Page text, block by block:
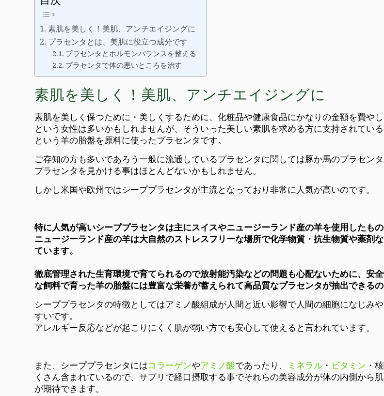
素肌を美しく！美肌、アンチエイジングに
プラセンタとは、美肌に役立つ成分です
プラセンタとホルモンバランスを整える
プラセンタで体の悪いところを治す
素肌を美しく！美肌、アンチエイジングに
素肌を美しく保つために・美しくするために、化粧品や健康食品にかなりの金額を費やし
という女性は多いかもしれませんが、そういった美しい素肌を求める方に支持されてい
という羊の胎盤を原料に使ったプラセンタです。
ご存知の方も多いであろう一般に流通しているプラセンタに関しては豚か馬のプラセン
プラセンタを見かける事はほとんどないかもしれません。
しかし米国や欧州ではシーププラセンタが主流となっており非常に人気が高いのです。
特に人気が高いシーププラセンタは主にスイスやニュージーランド産の羊を使用したもの
ニュージーランド産の羊は大自然のストレスフリーな場所で化学物質・抗生物質や薬剤
ています。
徹底管理された生育環境で育てられるので放射能汚染などの問題も心配ないために、安
な飼料で育った羊の胎盤には豊富な栄養が蓄えられて高品質なプラセンタが抽出できるの
シーププラセンタの特徴としてはアミノ酸組成が人間と近い影響で人間の細胞になじみ
すいです。
アレルギー反応などが起こりにくく肌が弱い方でも安心して使えると言われています。
また、シーププラセンタにはコラーゲンやアミノ酸であったり、 ミネラル ・ ビタミン ・
くさん含まれているので、サプリで経口摂取する事でそれらの美容成分が体の内側から
が期待できます。